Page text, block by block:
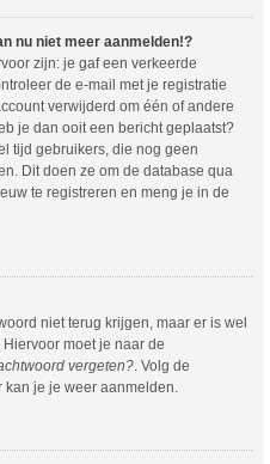
nu niet meer aanmelden!?
zijn: je gaf een verkeerde
de e-mail met je registratie
verwijderd om één of andere
je dan ooit een bericht geplaatst?
tijd gebruikers, die nog geen
Dit doen ze om de database qua
te registreren en meng je in de
niet terug krijgen, maar er is wel
moet je naar de
vergeten? . Volg de
je je weer aanmelden.